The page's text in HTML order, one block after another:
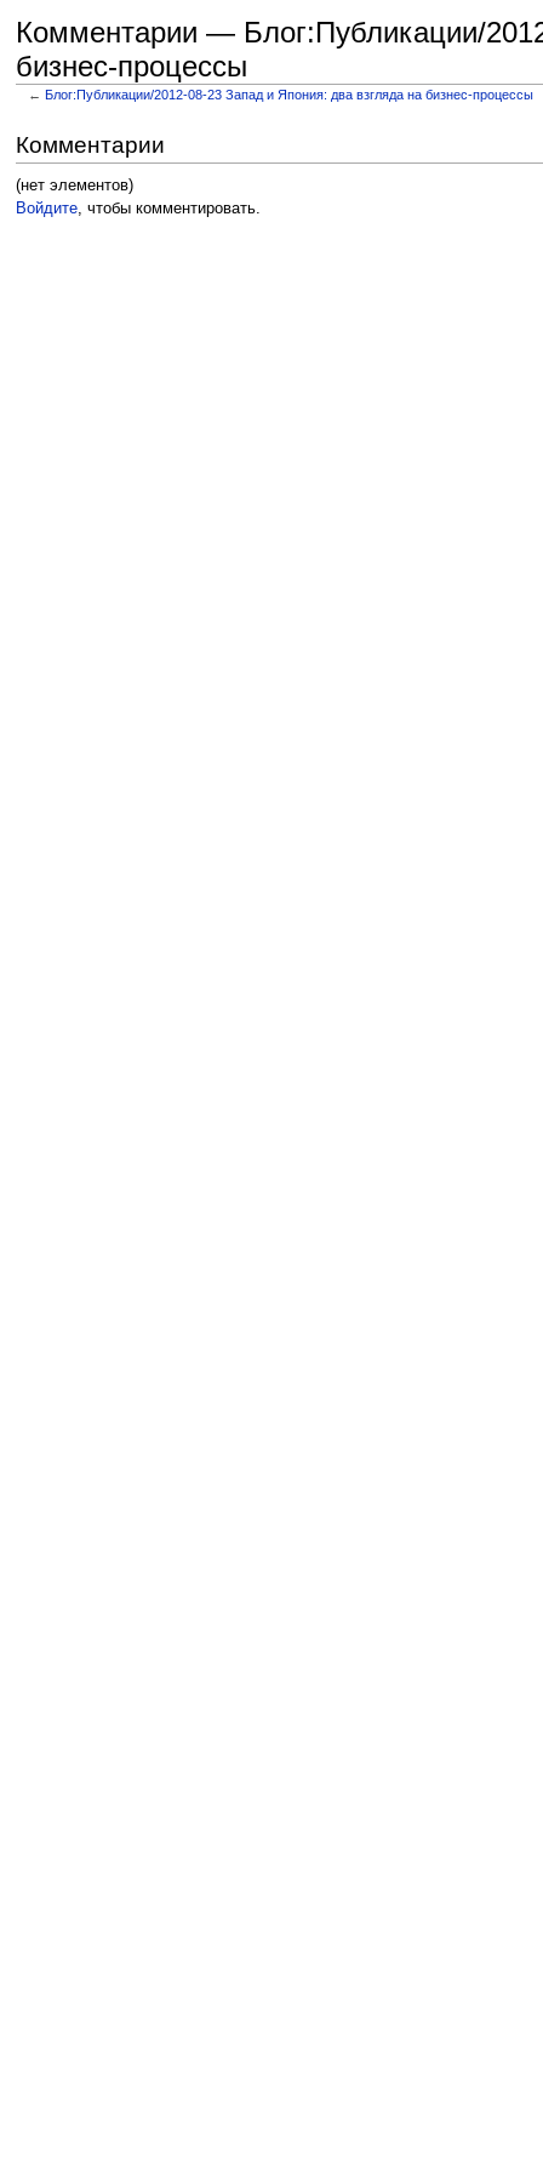
Комментарии — Блог:Публикации/
бизнес-процессы
←Блог:Публикации/2012-08-23 Запад и Япония: два взгляда на бизнес-процессы
Перейти к: навигация
Комментарии
(нет элементов)
Войдите, чтобы комментировать.